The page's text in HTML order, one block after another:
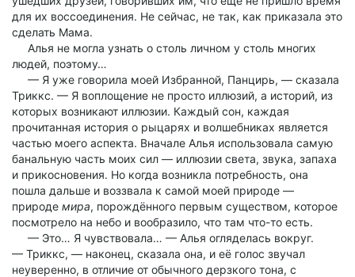
для их воссоединения. Не сейчас, не так, как приказала это
сделать Мама.
Алья не могла узнать о столь личном у столь многих
людей, поэтому…
— Я уже говорила моей Избранной, Панцирь, — сказала
Триккс. — Я воплощение не просто иллюзий, а историй, из
которых возникают иллюзии. Каждый сон, каждая
прочитанная история о рыцарях и волшебниках является
частью моего аспекта. Вначале Алья использовала самую
банальную часть моих сил — иллюзии света, звука, запаха
и прикосновения. Но когда возникла потребность, она
пошла дальше и воззвала к самой моей природе —
природе мира, порождённого первым существом, которое
посмотрело на небо и вообразило, что там что-то есть.
— Это… Я чувствовала… — Алья огляделась вокруг.
— Триккс, — наконец, сказала она, и её голос звучал
неуверенно, в отличие от обычного дерзкого тона, с